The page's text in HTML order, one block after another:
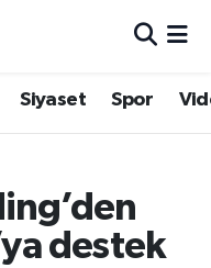
Siyaset Spor
destek